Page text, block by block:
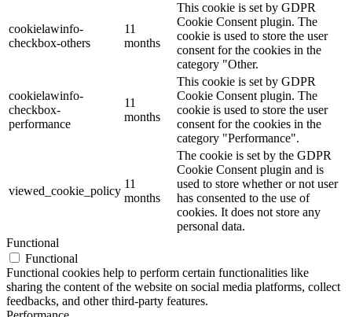
cookielawinfo-
checkbox-others
11
months
This cookie is set by GDPR
Cookie Consent plugin. The
cookie is used to store the user
consent for the cookies in the
category "Other.
cookielawinfo-
checkbox-
performance
11
months
This cookie is set by GDPR
Cookie Consent plugin. The
cookie is used to store the user
consent for the cookies in the
category "Performance".
viewed_cookie_policy
11
months
The cookie is set by the GDPR
Cookie Consent plugin and is
used to store whether or not user
has consented to the use of
cookies. It does not store any
personal data.
Functional
Functional
Functional cookies help to perform certain functionalities like
sharing the content of the website on social media platforms, collect
feedbacks, and other third-party features.